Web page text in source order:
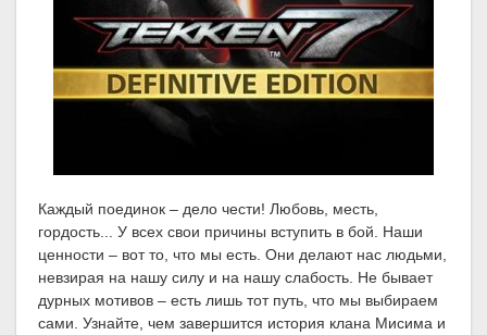
Каждый поединок – дело чести! Любовь, месть,
гордость... У всех свои причины вступить в бой. Наши
ценности – вот то, что мы есть. Они делают нас людьми,
невзирая на нашу силу и на нашу слабость. Не бывает
дурных мотивов – есть лишь тот путь, что мы выбираем
сами. Узнайте, чем завершится история клана Мисима и